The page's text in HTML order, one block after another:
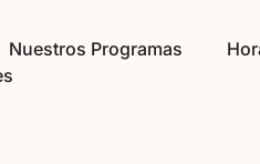
Nuestros Programas